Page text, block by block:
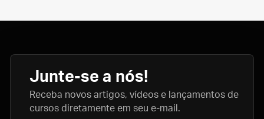
Junte-se a nós!
Receba novos artigos, vídeos e lançamentos de
cursos diretamente em seu e-mail.